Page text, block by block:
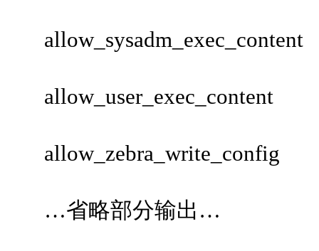
allow_sysadm_exec_content
allow_user_exec_content
allow_zebra_write_config
…省略部分输出…